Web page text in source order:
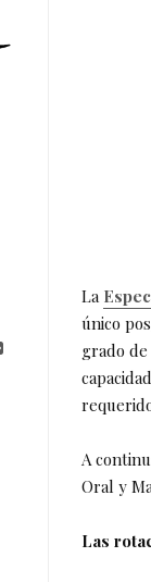
La
único
grado
A
Oral y
Las